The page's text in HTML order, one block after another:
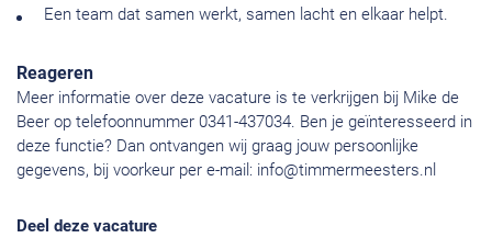
Een team dat samen werkt, samen lacht en elkaar helpt.
Reageren
Meer informatie over deze vacature is te verkrijgen bij Mike de
Beer op telefoonnummer 0341-437034. Ben je geïnteresseerd in
deze functie? Dan ontvangen wij graag jouw persoonlijke
gegevens, bij voorkeur per e-mail: info@timmermeesters.nl
Deel deze vacature